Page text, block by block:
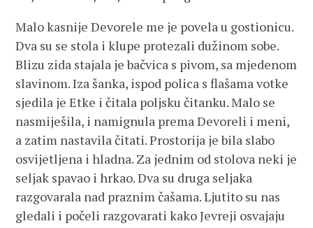
Malo kasnije Devorele me je povela u gostionicu.
Dva su se stola i klupe protezali dužinom sobe.
Blizu zida stajala je bačvica s pivom, sa mjedenom
slavinom. Iza šanka, ispod polica s flašama votke
sjedila je Etke i čitala poljsku čitanku. Malo se
nasmiješila, i namignula prema Devoreli i meni,
a zatim nastavila čitati. Prostorija je bila slabo
osvijetljena i hladna. Za jednim od stolova neki je
seljak spavao i hrkao. Dva su druga seljaka
razgovarala nad praznim čašama. Ljutito su nas
gledali i počeli razgovarati kako Jevreji osvajaju